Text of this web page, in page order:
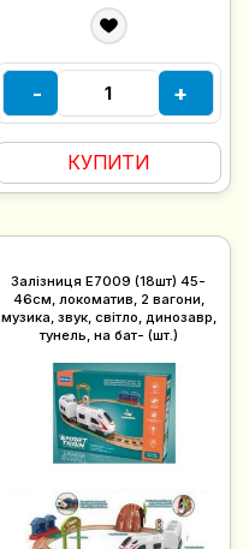
- +
КУПИТИ
Залізниця E7009 (18шт) 45-
46см, локоматив, 2 вагони,
музика, звук, світло, динозавр,
тунель, на бат- (шт.)